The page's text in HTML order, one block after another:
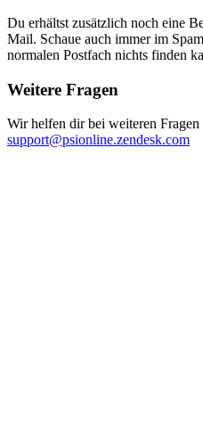
Du erhältst zusätzlich noch eine
Mail. Schaue auch immer im
normalen Postfach nichts finden
Weitere Fragen
Wir helfen dir bei weiteren Fragen
support@psionline.zendesk.com